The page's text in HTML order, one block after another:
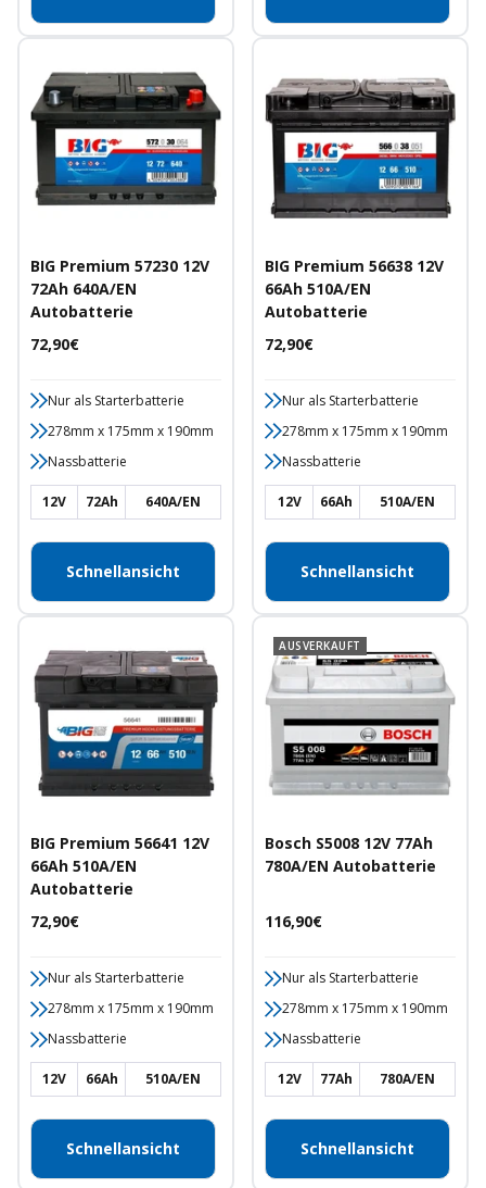
BIG Premium 57230 12V
72Ah 640A/EN
Autobatterie
Angebotspreis
72,90€
Nur als Starterbatterie
278mm x 175mm x 190mm
Nassbatterie
12V 72Ah 640A/EN
Schnellansicht
BIG Premium 56638 12V
66Ah 510A/EN
Autobatterie
Angebotspreis
72,90€
Nur als Starterbatterie
278mm x 175mm x 190mm
Nassbatterie
12V 66Ah 510A/EN
Schnellansicht
BIG Premium 56641 12V
66Ah 510A/EN
Autobatterie
Angebotspreis
72,90€
Nur als Starterbatterie
278mm x 175mm x 190mm
Nassbatterie
12V 66Ah 510A/EN
Schnellansicht
AUSVERKAUFT
Bosch S5008 12V 77Ah
780A/EN Autobatterie
Angebotspreis
116,90€
Nur als Starterbatterie
278mm x 175mm x 190mm
Nassbatterie
12V 77Ah 780A/EN
Schnellansicht